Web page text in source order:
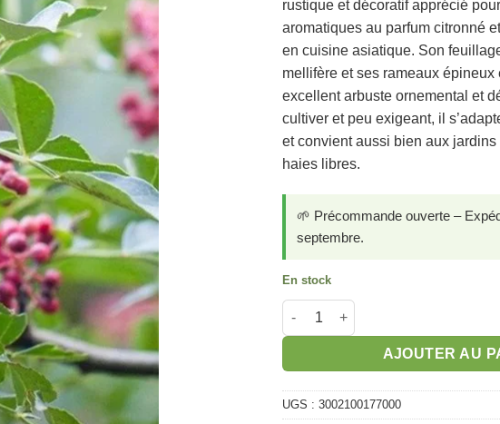
rustique et décoratif apprécié
aromatiques au parfum citronné
en cuisine asiatique. Son
mellifère et ses rameaux épineux
excellent arbuste ornemental et
cultiver et peu exigeant, il
et convient aussi bien aux jardins
haies libres.
🌱 Précommande ouverte –
septembre.
En stock
quantité de Poivrier du Sichuan
AJOUTER AU
UGS : 3002100177000